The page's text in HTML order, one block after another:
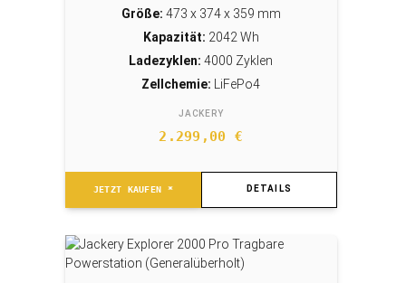
Größe: 473 x 374 x 359 mm
Kapazität: 2042 Wh
Ladezyklen: 4000 Zyklen
Zellchemie: LiFePo4
JACKERY
2.299,00 €
JETZT KAUFEN * DETAILS